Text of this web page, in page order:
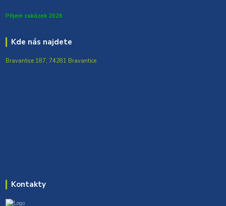
Přijem zakázek 2026
Kde nás najdete
Bravantice 187, 74281 Bravantice
Kontakty